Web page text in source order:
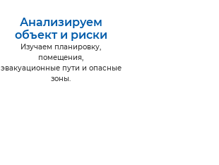
Анализируем
объект и риски
Изучаем планировку,
помещения,
эвакуационные пути и опасные
зоны.